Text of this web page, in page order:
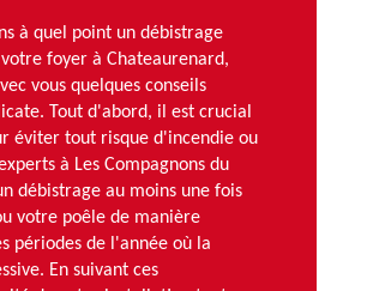
à quel point un débistrage
foyer à Chateaurenard,
vous quelques conseils
Tout d'abord, il est crucial
éviter tout risque d'incendie ou
à Les Compagnons du
débistrage au moins une fois
votre poêle de manière
périodes de l'année où la
En suivant ces